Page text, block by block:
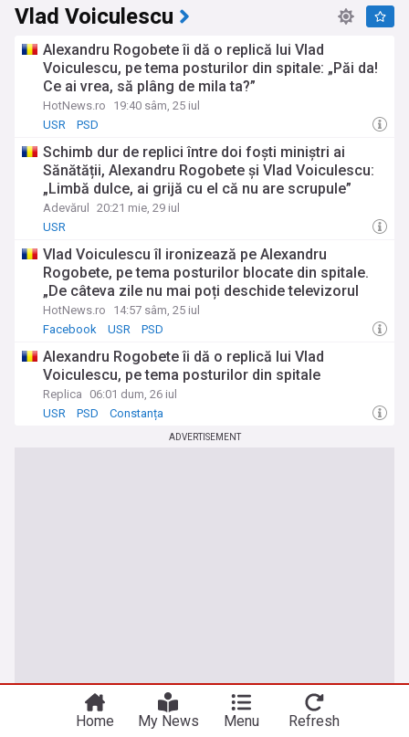
Vlad Voiculescu
Alexandru Rogobete îi dă o replică lui Vlad
Voiculescu, pe tema posturilor din spitale: „Păi da!
Ce ai vrea, să plâng de mila ta?”
HotNews.ro
19:40 sâm, 25 iul
USR
PSD
Schimb dur de replici între doi foști miniștri ai
Sănătății, Alexandru Rogobete și Vlad Voiculescu:
„Limbă dulce, ai grijă cu el că nu are scrupule”
Adevărul
20:21 mie, 29 iul
USR
Vlad Voiculescu îl ironizează pe Alexandru
Rogobete, pe tema posturilor blocate din spitale.
„De câteva zile nu mai poți deschide televizorul
sau Facebook-ul”
HotNews.ro
14:57 sâm, 25 iul
Facebook
USR PSD
Alexandru Rogobete îi dă o replică lui Vlad
Voiculescu, pe tema posturilor din spitale
Replica
06:01 dum, 26 iul
USR
PSD Constanța
ADVERTISEMENT
Home My News Menu Refresh